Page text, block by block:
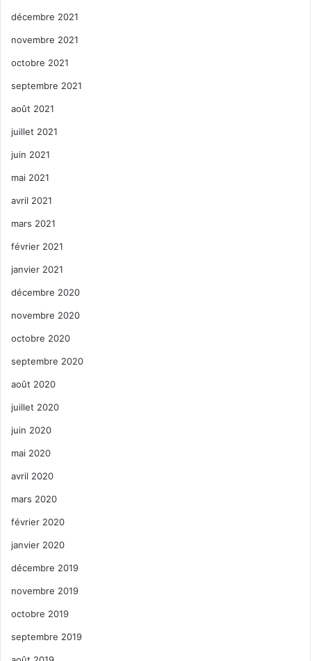
décembre 2021
novembre 2021
octobre 2021
septembre 2021
août 2021
juillet 2021
juin 2021
mai 2021
avril 2021
mars 2021
février 2021
janvier 2021
décembre 2020
novembre 2020
octobre 2020
septembre 2020
août 2020
juillet 2020
juin 2020
mai 2020
avril 2020
mars 2020
février 2020
janvier 2020
décembre 2019
novembre 2019
octobre 2019
septembre 2019